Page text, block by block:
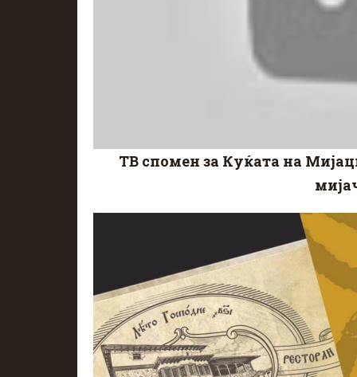
ТВ спомен за Куќата на